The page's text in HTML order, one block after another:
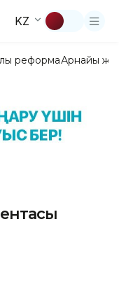
KZ
реформаАрнайы